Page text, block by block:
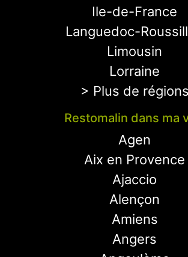
Ile-de-France
Languedoc-
Limousin
Lorraine
> Plus de régions
Restomalin dans ma
Agen
Aix en Provence
Ajaccio
Alençon
Amiens
Angers